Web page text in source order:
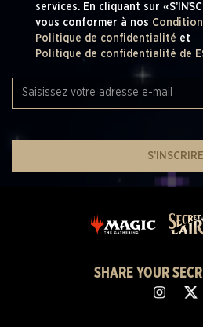
services. En cliquant sur
vous conformer à nos
Politique de confidentialité et
Politique de confidentialité de
S’INSCRIRE
SHARE YOUR